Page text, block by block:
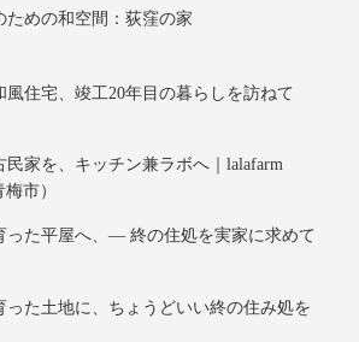
ための和空間：荻窪の家
風住宅、竣工20年目の暮らしを訪ねて
民家を、キッチン兼ラボへ｜lalafarm
市）
った平屋へ、― 終の住処を実家に求めて
った土地に、ちょうどいい終の住み処を